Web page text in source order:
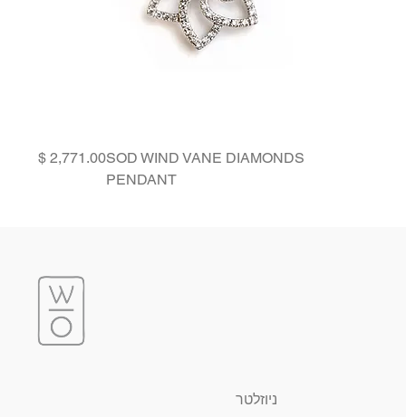
SOD WIND VANE DIAMONDS
PENDANT
Price
ניוזלטר